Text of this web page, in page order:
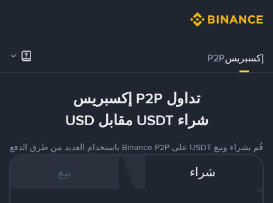
إكسبريسP2P
تداول P2P إكسبريس
شراء USDT مقابل USD
قُم بشراء وبيع USDT على Binance P2P باستخدام العديد من طرق الدفع
شراء بيع